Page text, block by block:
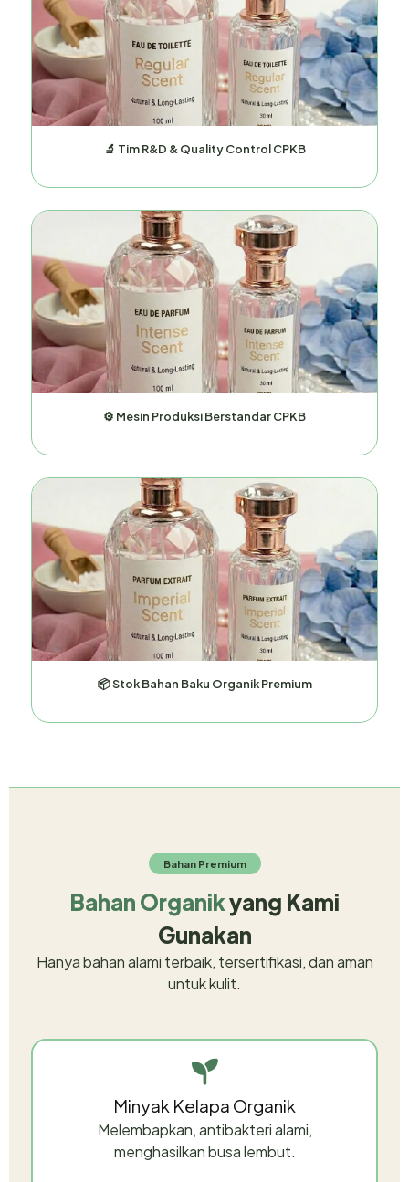
🔬 Tim R&D & Quality Control CPKB
⚙️ Mesin Produksi Berstandar CPKB
📦 Stok Bahan Baku Organik Premium
Bahan Premium
Bahan Organikyang Kami
Gunakan
Hanya bahan alami terbaik, tersertifikasi, dan aman
untuk kulit.
Minyak Kelapa Organik
Melembapkan, antibakteri alami,
menghasilkan busa lembut.